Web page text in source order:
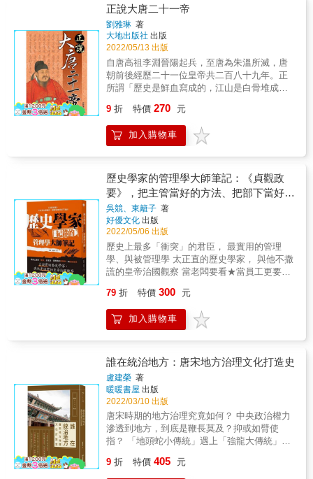
眼，再也沒有睜開，留下一紙傳奇。 & 本書特
色 & 唐太宗李世民是中國歷史上最出名的政治
家與明君之一，同時也是傑出的策略家、軍事
家與詩人，開創了人人讚頌的「貞觀之治」，
為唐代的繁榮與歷劫不墜奠定了重要基礎，勤
政愛民亦得民所愛，勵精圖治，堪稱典範。本
書以小說般的敘事手法、嚴謹校勘的史實，為
龍元年，武則天病重，宰相張柬之等人趁機發
動兵變，迫使武則天讓位於李顯，這次兵變史
稱神龍革命。武則天在禪位後，於705年辭世，
時年82歲。唐中宗恢復唐朝後，上尊號武則天
為「則天大聖皇帝」，後遵武氏遺命改稱「則
天大聖皇后」，並以皇后身分入葬乾陵。唐玄
宗開元四年，改謚號為則天皇后。天寶八年，
加謚則天順聖皇后。 & 本書特色 & 武則天是一
位集超凡魅力與無限非議於一身的皇帝，她以
在昔日男尊女卑的傳統皇權下，從容不迫地施
展著治國安邦的政治抱負，駕馭著李唐王朝的
天下，最終登基稱帝並建立了自己的周王朝。
歷經八十二個春秋，一代女皇的生命戛然而
止，但關於她的傳說卻從未終止。 &
飛來，從來沒有啃食莊稼，到了長安，就抱在
荊棘上死掉了。」 「這些老傢伙，不懂得朝代
更替的道理，還自比為清流，現在，被我丟進
黃河裡，成為濁流了吧！」 「我們沒有主人
了，願奉太尉為天子！」 「若有人貪圖富貴，
把黃袍披在你們身上，到時候就算你們不想
幹，恐怕也由不得你們了。」 「想當初後周世
起世宗的事情來呢？」 「臥榻之外，全都是別
人的地盤，這叫朕如何能夠安歇呢？」 「太祖
皇帝病了很久了吧！怎麼會在這種時候，獨自
和當初的老范不一樣啦！小范老子，胸中自有
數萬甲兵。」 「壞人也不會認為自己是壞人
啊！你們除了自抬身價之外，難道就不會別的
了嗎？」 「關節不到，有閻羅包老。」 「誤天
下蒼生者，必王安石也！」 「把司馬光那些奸
邪之輩辦倒，這就是我優先推行的項目！」 人
類有機會證明自己懂得記取教訓，懂得從前人
的錯誤中學習，懂得繼承過去的文化，開拓一
個比較光明的未來。──本書作者／白逸琦
束了長達兩百多年的分裂混戰，一統中國的隋
王朝，卻僅延續了三十幾年便改朝換代...... 代
隋而立的唐朝，使中國成為歷史上最強盛的王
朝之一， 唐太宗的貞觀之治、一代女皇武則
天、唐明皇的開元之治，締造了前所未有的大
唐盛世。 & 【你知道這些話是哪些人說的嗎？
這都是中國史上最精采動人的故事】 「我在南
方有兩個孝順兒子，可以不用擔心貧窮啦！」
「臣的心就如同臣的面貌一樣。如果面貌可以
啊？」「皇帝龍體，果然不同凡響！」 「照這
麼說來，這些倒在路旁的飯菜，也是太平盛世
的象徵囉？」 「這麼好的頭頸，不知道誰會來
吃光了，朕身為天子，真恨不得將你們全部生
吞活剝！」 「以銅為鏡，可以正衣冠；以古為
鏡，可以知興替；以人為鏡，可以明得失。」
「這是陛下的家務事，何必要問我們這些外人
呢？」 「希望下輩子，那姓武的變成老鼠，我
變成貓，生生世世扼住她的喉嚨！」 「只要陛
下命人在龍椅之後，垂一簾幕，臣妾便可在簾
幕之後聽政。」 「找一只大甕，四面燃燒火炭
還怕他不承認嗎？」 「武者，陛下之姓，雙翼
者，陛下之二子，如果陛下起用二子，鸚鵡必
定可以振翅高飛。」 「憑什麼只因為他是男
懂得繼承過去的文化，開拓一個比較光明的未
正說大唐二十一帝
劉雅琳 著
大地出版社 出版
2022/05/13 出版
自唐高祖李淵晉陽起兵，至唐為朱溫所滅，唐
朝前後經歷二十一位皇帝共二百八十九年。正
所謂「歷史是鮮血寫成的，江山是白骨堆成
唱罷我登場。為什麼唐朝中後期雖有賢君，可
是唐王朝的沒落之路已無人可擋？是誰將大唐
江山推向了萬劫不復的深淵，又是誰意圖力挽
爭，二十一位皇帝的悲喜人生，再現大唐王朝
那段令人回味無窮的歷史。
9 折 特價 270 元
加入購物車
歷史學家的管理學大師筆記：《貞觀政
要》，把主管當好的方法、把部下當好的
方法
吳競、東籬子 著
好優文化 出版
2022/05/06 出版
歷史上最多「衝突」的君臣， 最實用的管理
學、與被管理學 太正直的歷史學家， 與他不撒
謊的皇帝治國觀察 當老闆要看★當員工更要看
觀察 《貞觀政要》是一部政論性的歷史文獻，
作者是唐朝史學家吳兢，本書主要是一部政論
性專史。書中記述了貞觀年間唐太宗和魏徵、
文化教育、道德修養等多個方面，精心勾勒出
了貞觀年間統治者決策運籌、執法行政的政治
全景圖，是唐太宗的「貞觀治世」過程中，最
詳實的治國觀察。 ◎不過，負責觀察、紀錄的
這一位作者，有點太專業&hellip;&hellip; 歷朝
歷代皆對《貞觀政要》推崇備至，可以毫不誇
張地說，它是一幅貞觀年間政治上的《清明上
河圖》。而能夠有這樣的成就，當然是因為吳
兢本身在專業上的堅持──生活在則天大聖皇帝
79 折 特價 300 元
加入購物車
誰在統治地方：唐宋地方治理文化打造史
盧建榮 著
暖暖書屋 出版
2022/03/10 出版
唐宋時期的地方治理究竟如何？ 中央政治權力
滲透到地方，到底是鞭長莫及？抑或如臂使
指？ 「地頭蛇小傳統」遇上「強龍大傳統」，
地方主政？ 還是地方勢力與官衙世吏相互勾結
9 折 特價 405 元